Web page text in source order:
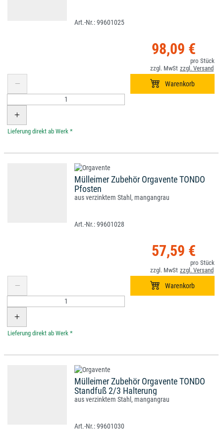
99601025
98,09 €
*
Mülleimer Zubehör Orgavente TONDO
Pfosten
aus verzinktem Stahl, mangangrau
99601028
57,59 €
*
Mülleimer Zubehör Orgavente TONDO
Standfuß 2/3 Halterung
aus verzinktem Stahl, mangangrau
99601030